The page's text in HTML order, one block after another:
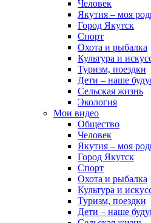
Человек
Якутия – моя
Город Якутск
Спорт
Охота и рыбалка
Культура и
Туризм, поездки
Дети – наше
Сельская жизнь
Экология
Мои видео
Общество
Человек
Якутия – моя
Город Якутск
Спорт
Охота и рыбалка
Культура и
Туризм, поездки
Дети – наше